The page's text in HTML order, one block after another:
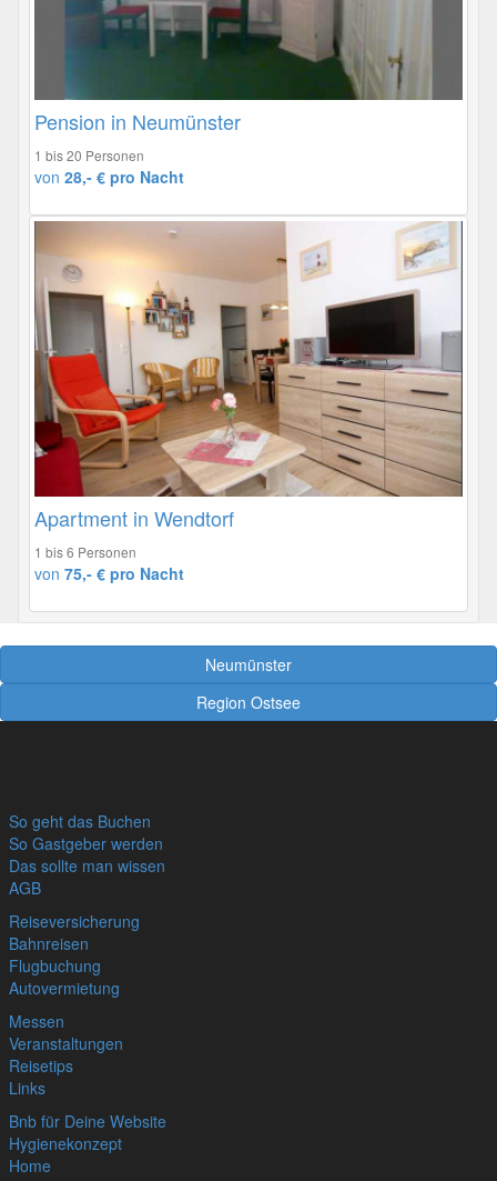
Pension in Neumünster
1 bis 20 Personen
von 28,- € pro Nacht
Apartment in Wendtorf
1 bis 6 Personen
von 75,- € pro Nacht
Neumünster
Region Ostsee
So geht das Buchen
So Gastgeber werden
Das sollte man wissen
AGB
Reiseversicherung
Bahnreisen
Flugbuchung
Autovermietung
Messen
Veranstaltungen
Reisetips
Links
Bnb für Deine Website
Hygienekonzept
Home